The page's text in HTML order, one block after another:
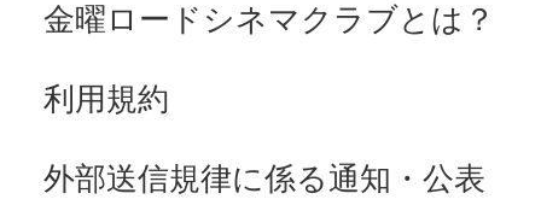
金曜ロードシネマクラブとは？
利用規約
外部送信規律に係る通知・公表